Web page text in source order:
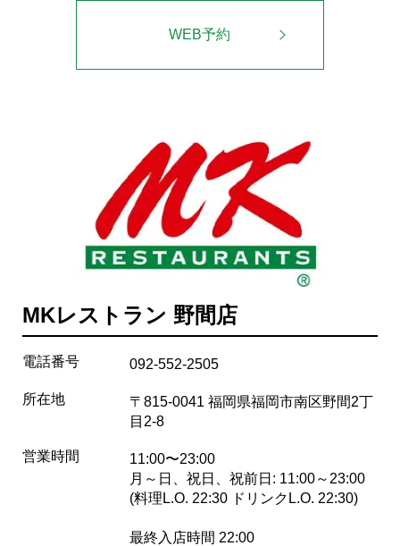
WEB予約
MKレストラン 野間店
電話番号 092-552-2505
所在地
〒815-0041 福岡県福岡市南区野間2丁
目2-8
営業時間
11:00〜23:00
月～日、祝日、祝前日: 11:00～23:00
(料理L.O. 22:30 ドリンクL.O. 22:30)
最終入店時間 22:00